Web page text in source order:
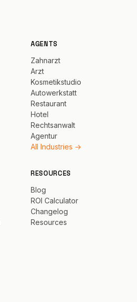
AGENTS
Zahnarzt
Arzt
Kosmetikstudio
Autowerkstatt
Restaurant
Hotel
Rechtsanwalt
Agentur
All Industries →
RESOURCES
Blog
ROI Calculator
Changelog
Resources